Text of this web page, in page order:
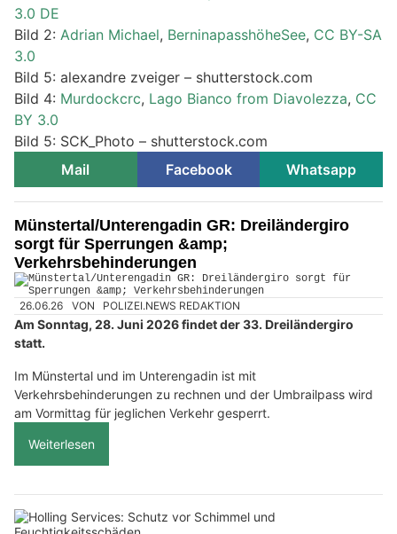
3.0 DE
Bild 2: Adrian Michael, BerninapasshöheSee, CC BY-SA
3.0
Bild 5: alexandre zveiger – shutterstock.com
Bild 4: Murdockcrc, Lago Bianco from Diavolezza, CC
BY 3.0
Bild 5: SCK_Photo – shutterstock.com
Mail
Facebook Whatsapp
Münstertal/Unterengadin GR: Dreiländergiro
sorgt für Sperrungen &amp;
Verkehrsbehinderungen
26.06.26 VON POLIZEI.NEWS REDAKTION
Am Sonntag, 28. Juni 2026 findet der 33. Dreiländergiro
statt.
Im Münstertal und im Unterengadin ist mit
Verkehrsbehinderungen zu rechnen und der Umbrailpass wird
am Vormittag für jeglichen Verkehr gesperrt.
Weiterlesen